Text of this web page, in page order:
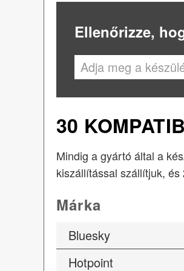
Ellenőrizze,
30
Mindig a gyártó által a
kiszállítással szállítjuk,
Márka
Bluesky
Hotpoint